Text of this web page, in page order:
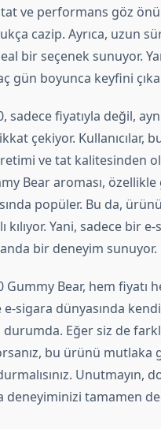
ve performans göz
cazip. Ayrıca, uzun
bir seçenek sunuyor.
gün boyunca keyfini
sadece fiyatıyla değil,
çekiyor. Kullanıcılar,
ve tat kalitesinden
Bear aroması, özellikle
popüler. Bu da,
kılıyor. Yani, sadece bir
bir deneyim sunuyor.
Gummy Bear, hem fiyatı
sigara dünyasında
Eğer siz de
bu ürünü mutlaka
Unutmayın,
deneyiminizi tamamen